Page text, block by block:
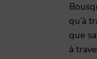
qu’à
que
à